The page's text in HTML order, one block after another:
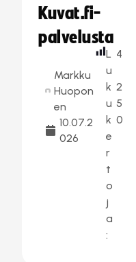
Kuvat.fi-
palvelusta
Markku
Huopon
en
10.07.2
026
L
u
k
u
k
e
r
t
o
j
a
:
4
2
5
0